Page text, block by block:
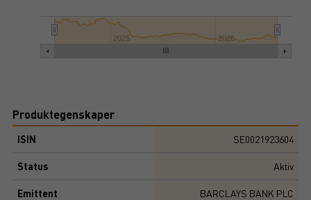
2025 2026
Produktegenskaper
ISIN SE0021923604
Status Aktiv
Emittent BARCLAYS BANK PLC